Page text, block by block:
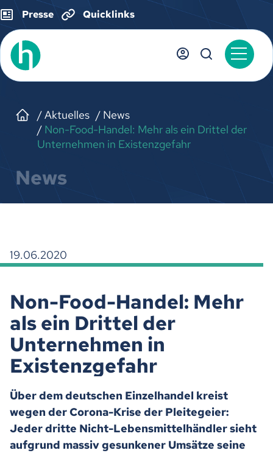
Presse Quicklinks
Aktuelles
News
Non-Food-Handel: Mehr als ein Drittel der
Unternehmen in Existenzgefahr
News
19.06.2020
Non-Food-Handel: Mehr
als ein Drittel der
Unternehmen in
Existenzgefahr
Über dem deutschen Einzelhandel kreist
wegen der Corona-Krise der Pleitegeier:
Jeder dritte Nicht-Lebensmittelhändler sieht
aufgrund massiv gesunkener Umsätze seine